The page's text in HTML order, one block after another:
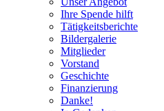
Ihre Spende hilft
Tätigkeitsberichte
Bildergalerie
Mitglieder
Vorstand
Geschichte
Finanzierung
Danke!